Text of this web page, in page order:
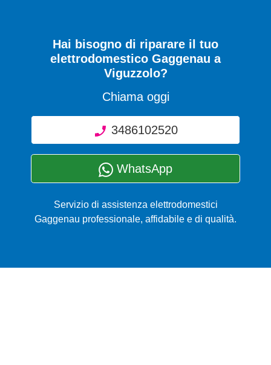
Hai bisogno di riparare il tuo
elettrodomestico Gaggenau a
Viguzzolo?
Chiama oggi
3486102520
WhatsApp
Servizio di assistenza elettrodomestici
Gaggenau professionale, affidabile e di qualità.